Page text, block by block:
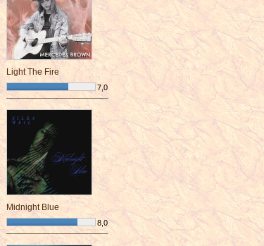
Light The Fire
7,0
¯¯¯¯¯¯¯¯¯¯¯¯¯¯¯¯¯¯¯¯¯¯¯¯
Midnight Blue
8,0
¯¯¯¯¯¯¯¯¯¯¯¯¯¯¯¯¯¯¯¯¯¯¯¯